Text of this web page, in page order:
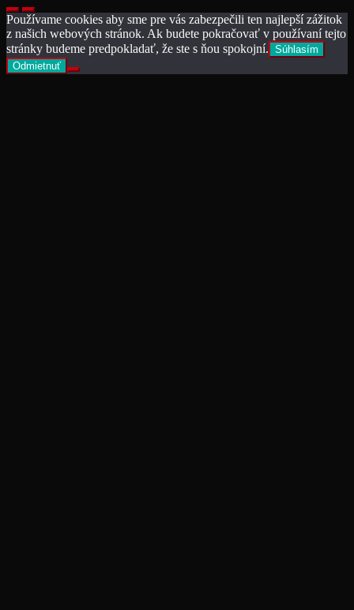
Používame cookies aby sme pre vás zabezpečili ten najlepší zážitok
z našich webových stránok. Ak budete pokračovať v používaní tejto
stránky budeme predpokladať, že ste s ňou spokojní. Súhlasím
Odmietnuť